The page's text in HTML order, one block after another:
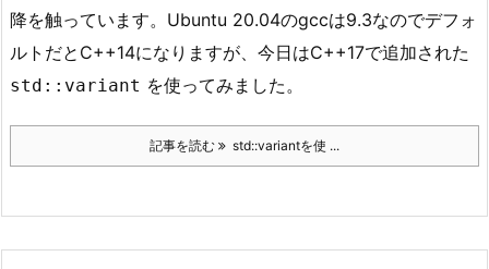
降を触っています。Ubuntu 20.04のgccは9.3なのでデフォ
ルトだとC++14になりますが、今日はC++17で追加された
std::variant を使ってみました。
記事を読む std::variantを使 ...